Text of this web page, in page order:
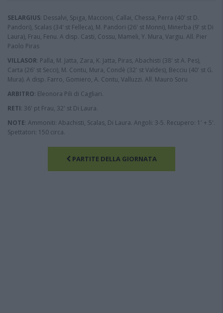
SELARGIUS: Dessalvi, Spiga, Maccioni, Callai, Chessa, Perra (40' st D.
Pandori), Scalas (34' st Felleca), M. Pandori (26' st Monni), Minerba (9' st Di
Laura), Frau, Fenu. A disp. Casti, Cossu, Mameli, Y. Mura, Vargiu. All. Pier
Paolo Piras
VILLASOR: Palla, M. Jatta, Zara, K. Jatta, Piras, Abachisti (38' st A. Pes),
Carta (26' st Secci), M. Contu, Mura, Condè (32' st Valdes), Becciu (40' st G.
Mura). A disp. Farro, Gomiero, A. Contu, Valluzzi. All. Mauro Soru
ARBITRO: Eleonora Pili di Cagliari.
RETI: 36' pt Frau, 32' st Di Laura.
NOTE: Ammoniti: Abachisti, Scalas, Di Laura. Angoli: 3-5. Recupero: 1' + 5'.
Spettatori: 150 circa.
PARTITE DELLA GIORNATA